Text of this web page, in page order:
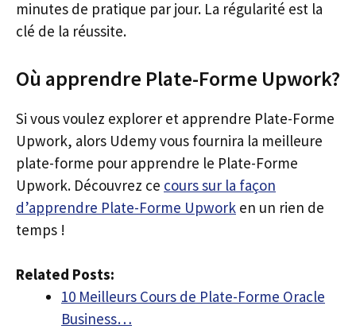
minutes de pratique par jour. La régularité est la
clé de la réussite.
Où apprendre Plate-Forme Upwork?
Si vous voulez explorer et apprendre Plate-Forme
Upwork, alors Udemy vous fournira la meilleure
plate-forme pour apprendre le Plate-Forme
Upwork. Découvrez ce cours sur la façon
d’apprendre Plate-Forme Upwork en un rien de
temps !
Related Posts:
10 Meilleurs Cours de Plate-Forme Oracle
Business…